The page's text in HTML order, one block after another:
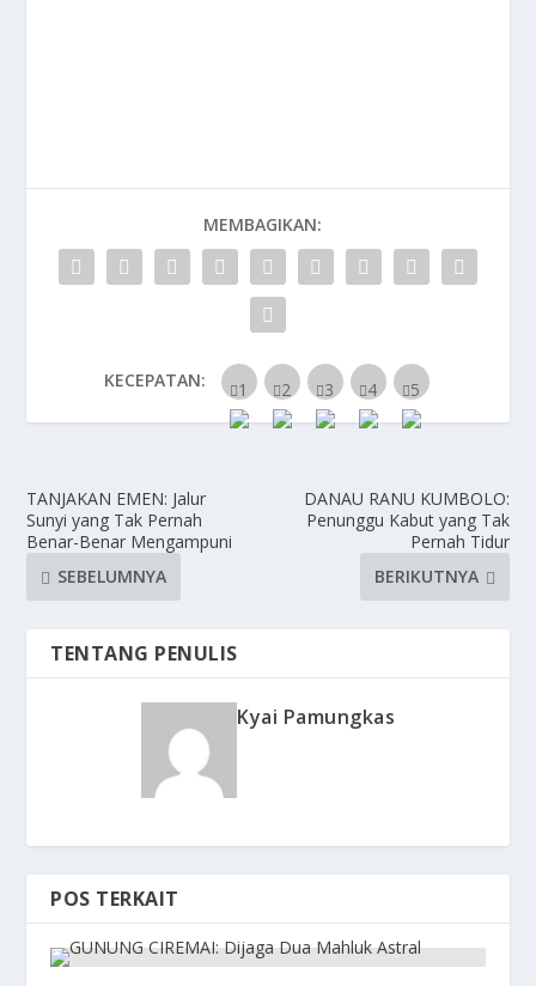
MEMBAGIKAN:
KECEPATAN:
TANJAKAN EMEN: Jalur
Sunyi yang Tak Pernah
Benar-Benar Mengampuni
SEBELUMNYA
DANAU RANU KUMBOLO:
Penunggu Kabut yang Tak
Pernah Tidur
BERIKUTNYA
TENTANG PENULIS
Kyai Pamungkas
POS TERKAIT